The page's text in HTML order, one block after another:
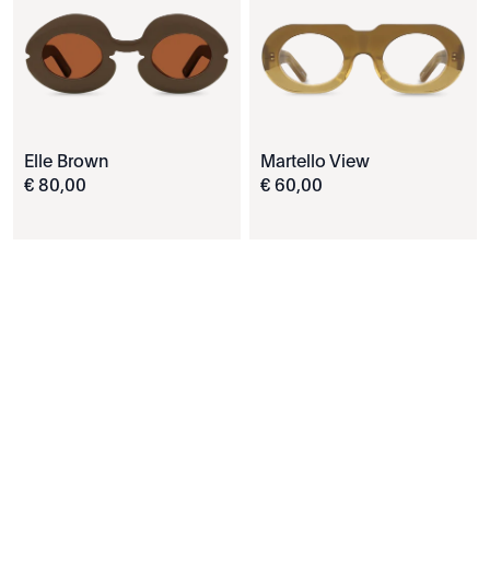
Elle Brown
€ 80,00
Martello View
€ 60,00